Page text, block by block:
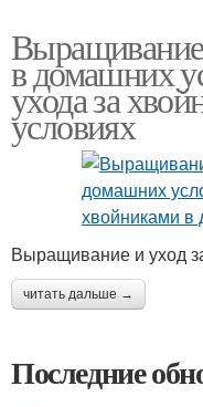
в домашних
ухода за
условиях
Выращивание и уход
читать дальше →
Последние